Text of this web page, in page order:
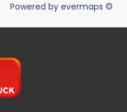
Powered by evermaps ©